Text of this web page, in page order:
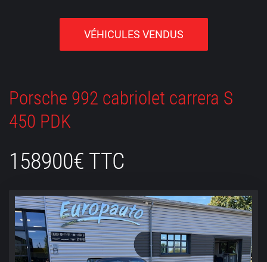
VÉHICULES VENDUS
Porsche 992 cabriolet carrera S
450 PDK
158900€ TTC